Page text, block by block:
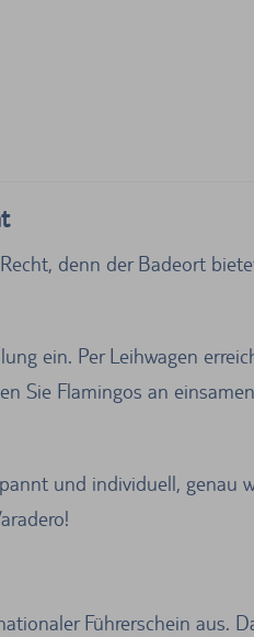
denn der Badeort
ein. Per Leihwagen
Sie Flamingos an
und individuell, genau
Führerschein aus.